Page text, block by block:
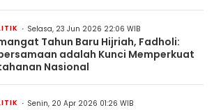
Selasa, 23 Jun 2026 22:06 WIB
Tahun Baru Hijriah, Fadholi:
adalah Kunci Memperkuat
Nasional
Senin, 20 Apr 2026 01:26 WIB